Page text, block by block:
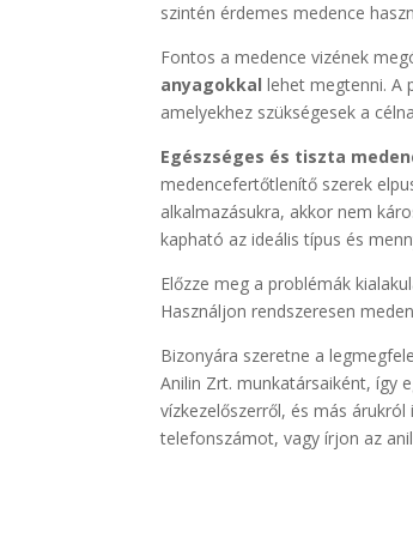
szintén érdemes medence
Fontos a medence vizének
anyagokkallehet megtenni. A
amelyekhez szükségesek a
Egészséges és tiszta
medencefertőtlenítő szerek
alkalmazásukra, akkor nem
kapható az ideális típus és
Előzze meg a problémák
Használjon rendszeresen
Bizonyára szeretne a
Anilin Zrt. munkatársaiként, így
vízkezelőszerről, és más
telefonszámot, vagy írjon az